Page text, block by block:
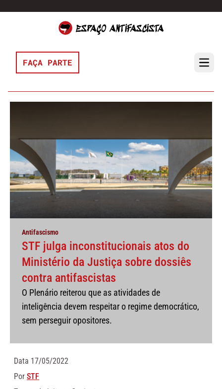
FAÇA PARTE Open
Antifascismo
STF julga inconstitucionais atos do
Ministério da Justiça sobre dossiês
contra antifascistas
O Plenário reiterou que as atividades de
inteligência devem respeitar o regime democrático,
sem perseguir opositores.
Data 17/05/2022
Por STF